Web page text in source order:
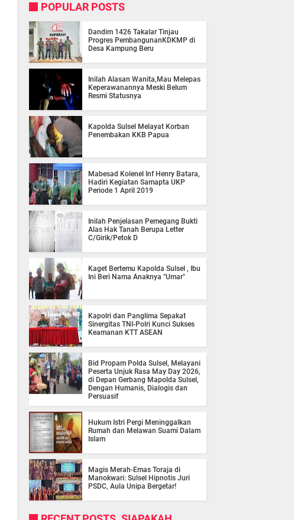
POPULAR POSTS
Dandim 1426 Takalar Tinjau
Progres PembangunanKDKMP di
Desa Kampung Beru
Inilah Alasan Wanita,Mau Melepas
Keperawanannya Meski Belum
Resmi Statusnya
Kapolda Sulsel Melayat Korban
Penembakan KKB Papua
Mabesad Kolenel Inf Henry Batara,
Hadiri Kegiatan Samapta UKP
Periode 1 April 2019
Inilah Penjelasan Pemegang Bukti
Alas Hak Tanah Berupa Letter
C/Girik/Petok D
Kaget Bertemu Kapolda Sulsel , Ibu
Ini Beri Nama Anaknya "Umar"
Kapolri dan Panglima Sepakat
Sinergitas TNI-Polri Kunci Sukses
Keamanan KTT ASEAN
Bid Propam Polda Sulsel, Melayani
Peserta Unjuk Rasa May Day 2026,
di Depan Gerbang Mapolda Sulsel,
Dengan Humanis, Dialogis dan
Persuasif
Hukum Istri Pergi Meninggalkan
Rumah dan Melawan Suami Dalam
Islam
Magis Merah-Emas Toraja di
Manokwari: Sulsel Hipnotis Juri
PSDC, Aula Unipa Bergetar!